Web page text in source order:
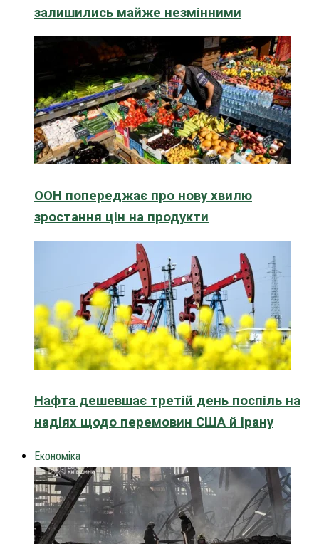
залишились майже незмінними
ООН попереджає про нову хвилю
зростання цін на продукти
Нафта дешевшає третій день поспіль на
надіях щодо перемовин США й Ірану
Економіка